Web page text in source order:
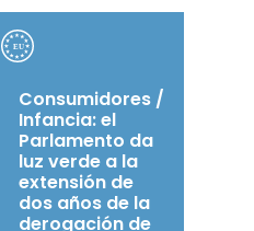
Consumidores /
Infancia: el
Parlamento da
luz verde a la
extensión de
dos años de la
derogación de